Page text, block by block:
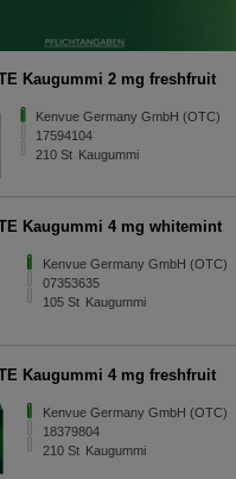
Kaugummi 2 mg freshmint
Kenvue Germany GmbH (OTC)
17594133
210 St Kaugummi
Kaugummi 4 mg whitemint
Kenvue Germany GmbH (OTC)
07353635
105St Kaugummi
Kaugummi 4 mg freshfruit
Kenvue Germany GmbH (OTC)
18379804
210St Kaugummi